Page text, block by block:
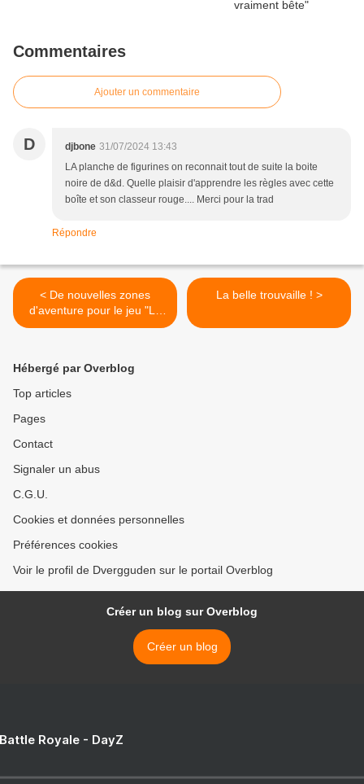
Commentaires
Ajouter un commentaire
D djbone 31/07/2024 13:43
LA planche de figurines on reconnait tout de suite la boite
noire de d&d. Quelle plaisir d'apprendre les règles avec cette
boîte et son classeur rouge.... Merci pour la trad
Répondre
< De nouvelles zones
d'aventure pour le jeu "Le
labyrinthe de Mertwig"
La belle trouvaille ! >
Hébergé par Overblog
Top articles
Pages
Contact
Signaler un abus
C.G.U.
Cookies et données personnelles
Préférences cookies
Voir le profil de Dvergguden sur le portail Overblog
Créer un blog sur Overblog
Créer un blog
Royale - DayZ